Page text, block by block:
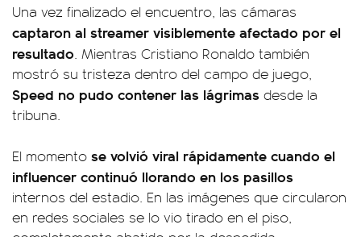
Una vez finalizado el encuentro, las cámaras
captaron al streamer visiblemente afectado por el
resultado. Mientras Cristiano Ronaldo también
mostró su tristeza dentro del campo de juego,
Speed no pudo contener las lágrimas desde la
tribuna.
El momento se volvió viral rápidamente cuando el
influencer continuó llorando en los pasillos
internos del estadio. En las imágenes que circularon
en redes sociales se lo vio tirado en el piso,